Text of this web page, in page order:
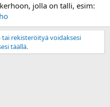
jolla on talli, esim:
rekisteröityä voidaksesi
täällä.